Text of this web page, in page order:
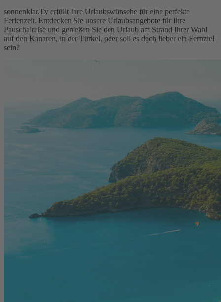
sonnenklar.Tv erfüllt Ihre Urlaubswünsche für eine perfekte
Ferienzeit. Entdecken Sie unsere Urlaubsangebote für Ihre
Pauschalreise und genießen Sie den Urlaub am Strand Ihrer Wahl
auf den Kanaren, in der Türkei, oder soll es doch lieber ein Fernziel
sein?